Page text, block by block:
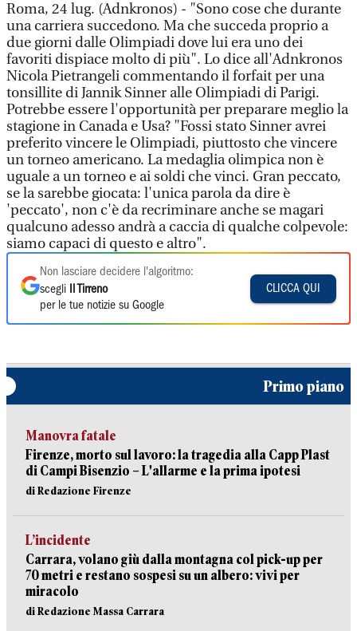
Roma, 24 lug. (Adnkronos) - "Sono cose che durante
una carriera succedono. Ma che succeda proprio a
due giorni dalle Olimpiadi dove lui era uno dei
favoriti dispiace molto di più". Lo dice all'Adnkronos
Nicola Pietrangeli commentando il forfait per una
tonsillite di Jannik Sinner alle Olimpiadi di Parigi.
Potrebbe essere l'opportunità per preparare meglio la
stagione in Canada e Usa? "Fossi stato Sinner avrei
preferito vincere le Olimpiadi, piuttosto che vincere
un torneo americano. La medaglia olimpica non è
uguale a un torneo e ai soldi che vinci. Gran peccato,
se la sarebbe giocata: l'unica parola da dire è
'peccato', non c'è da recriminare anche se magari
qualcuno adesso andrà a caccia di qualche colpevole:
siamo capaci di questo e altro".
Non lasciare decidere l'algoritmo:
scegli
Il Tirreno
per le tue notizie su Google
CLICCA QUI
Primo piano
Manovra fatale
Firenze, morto sul lavoro: la tragedia alla Capp Plast
di Campi Bisenzio – L'allarme e la prima ipotesi
di Redazione Firenze
L’incidente
Carrara, volano giù dalla montagna col pick-up per
70 metri e restano sospesi su un albero: vivi per
miracolo
di Redazione Massa Carrara